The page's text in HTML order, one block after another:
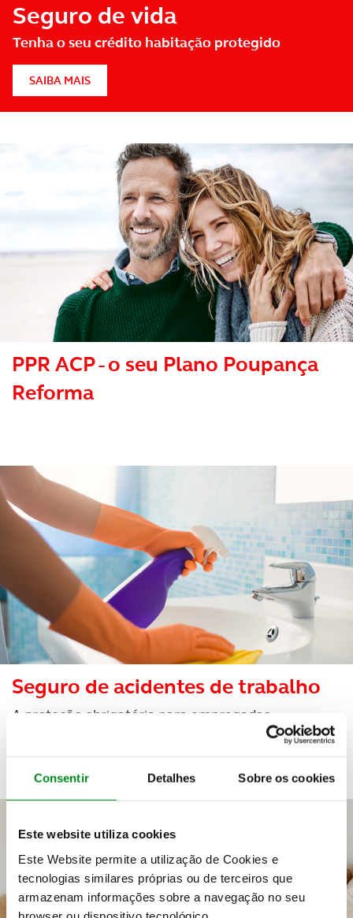
Consentir Detalhes Sobre os cookies
Este website utiliza cookies
Este Website permite a utilização de Cookies e
tecnologias similares próprias ou de terceiros que
armazenam informações sobre a navegação no seu
Seguro de vida
Tenha o seu crédito habitação protegido
SAIBA MAIS
PPR ACP - o seu Plano Poupança
Reforma
Seguro de acidentes de trabalho
A proteção obrigatória para empregadas